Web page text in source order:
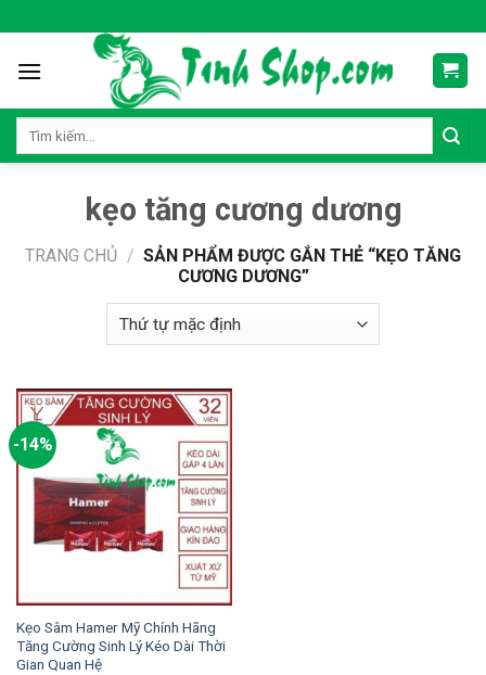
content
Tìm
kẹo tăng cương dương
TRANG CHỦ / SẢN PHẨM ĐƯỢC GẮN THẺ “KẸO TĂNG
CƯƠNG DƯƠNG”
-14%
Kẹo Sâm Hamer Mỹ Chính Hãng
Tăng Cường Sinh Lý Kéo Dài Thời
Gian Quan Hệ